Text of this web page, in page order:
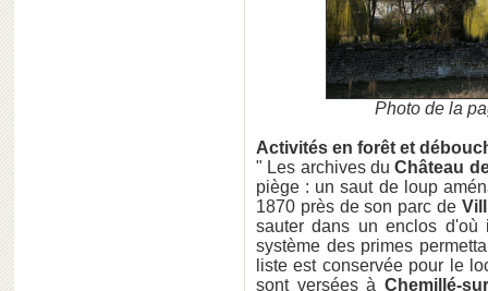
Photo de la
Activités en forêt et
" Les archives duChâteau
piège : un saut de loup
1870 près de son parc de
sauter dans un enclos
système des primes
liste est conservée pour le
sont versées à Chemillé-